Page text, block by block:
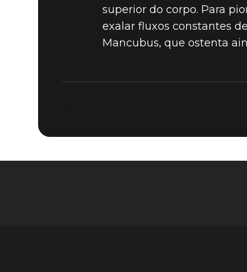
superior do corpo. Para
exalar fluxos constantes
Mancubus, que ostenta